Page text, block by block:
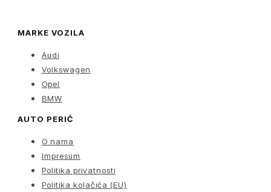
MARKE VOZILA
Audi
Volkswagen
Opel
BMW
AUTO PERIĆ
O nama
Impresum
Politika privatnosti
Politika kolačića (EU)